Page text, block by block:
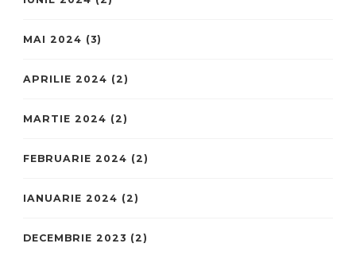
MAI 2024 (3)
APRILIE 2024 (2)
MARTIE 2024 (2)
FEBRUARIE 2024 (2)
IANUARIE 2024 (2)
DECEMBRIE 2023 (2)